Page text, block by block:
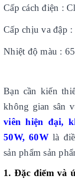
Cấp cách điện :
Cấp chịu va đập :
Nhiệt độ màu :
Bạn cần kiến
không gian sân
viên hiện đại,
50W, 60W là
sản phẩm sản
1. Đặc điểm và